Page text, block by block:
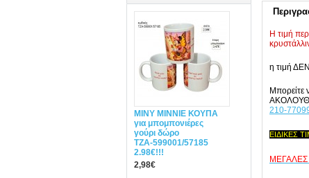
MINY ΜΙΝΝΙΕ ΚΟΥΠΑ
για μπομπονιέρες
γούρι δώρο
ΤΖΑ-599001/57185
2.98€!!!
2,98€
Η τιμή
η τιμή
Μπορείτε
210-
ΕΙΔΙΚΕΣ